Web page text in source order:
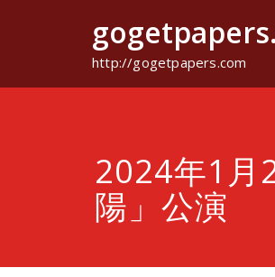
http://gogetpapers.com
2024年1月
陽」公演